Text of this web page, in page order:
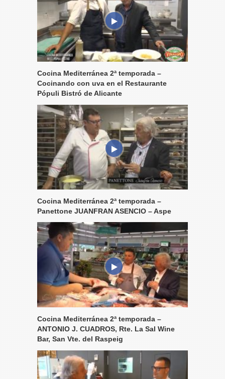
Cocina Mediterránea 2ª temporada –
Cocinando con uva en el Restaurante
Pópuli Bistró de Alicante
Cocina Mediterránea 2ª temporada –
Panettone JUANFRAN ASENCIO – Aspe
Cocina Mediterránea 2ª temporada –
ANTONIO J. CUADROS, Rte. La Sal Wine
Bar, San Vte. del Raspeig